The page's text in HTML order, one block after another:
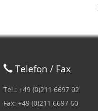
Telefon / Fax
Tel.: +49 (0)211 6697 02
Fax: +49 (0)211 6697 60